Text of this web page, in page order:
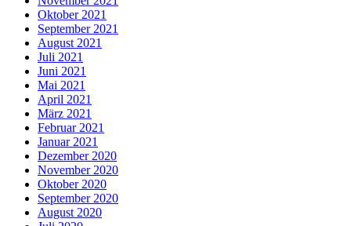
Oktober 2021
September 2021
August 2021
Juli 2021
Juni 2021
Mai 2021
April 2021
März 2021
Februar 2021
Januar 2021
Dezember 2020
November 2020
Oktober 2020
September 2020
August 2020